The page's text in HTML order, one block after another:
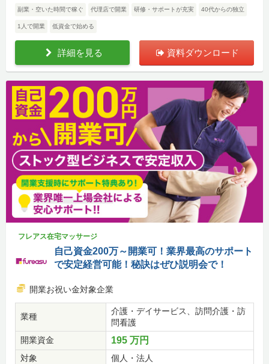
副業・空いた時間で稼ぐ 代理店で開業 研修・サポートが充実 40代からの独立
1人で開業 低資金で始める
詳細を見る 資料ダウンロード
フレアス在宅マッサージ
自己資金200万～開業可！業界最高のサポート
で安定経営可能！秘訣はぜひ説明会で！
開業お祝い金対象企業
業種
介護・デイサービス、訪問介護・訪
問看護
開業資金
195 万円
対象 個人・法人